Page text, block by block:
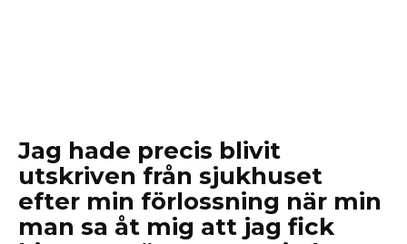
Jag hade precis blivit
utskriven från sjukhuset
efter min förlossning när min
man sa åt mig att jag fick